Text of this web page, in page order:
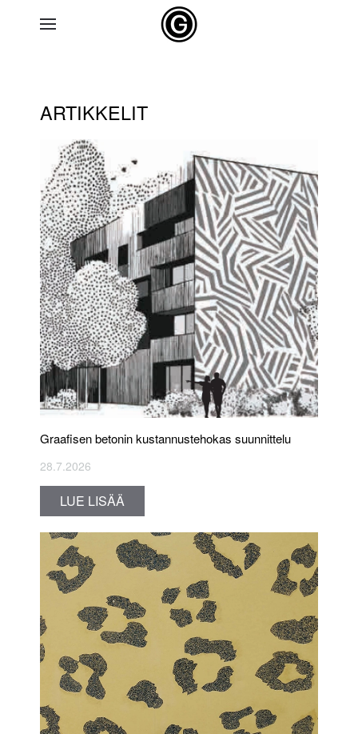
ARTIKKELIT
Graafisen betonin kustannustehokas suunnittelu
28.7.2026
LUE LISÄÄ